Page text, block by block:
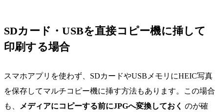
SDカード・USBを直接コピー機に挿して
印刷する場合
スマホアプリを使わず、SDカードやUSBメモリにHEIC写真
を保存してマルチコピー機に挿す方法もあります。この場合
も、
メディアにコピーする前にJPGへ変換しておく のが確